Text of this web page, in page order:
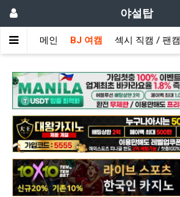
야설탑
메인 BJ 여캠 섹시 직캠 / 팬캠